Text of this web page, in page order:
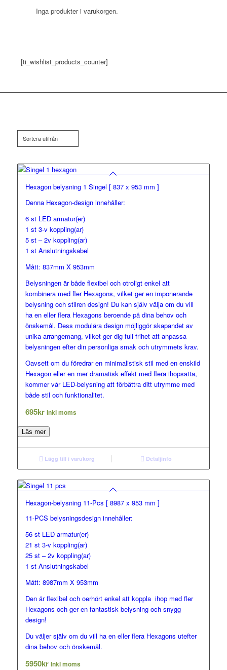
Inga produkter i varukorgen.
[ti_wishlist_products_counter]
Sortera utifrån
Hexagon belysning 1 Singel [ 837 x 953 mm ]
Denna Hexagon-design innehåller:
6 st LED armatur(er)
1 st 3-v koppling(ar)
5 st – 2v koppling(ar)
1 st Anslutningskabel
Mått: 837mm X 953mm
Belysningen är både flexibel och otroligt enkel att
kombinera med fler Hexagons, vilket ger en imponerande
belysning och stilren design! Du kan själv välja om du vill
ha en eller flera Hexagons beroende på dina behov och
önskemål. Dess modulära design möjliggör skapandet av
unika arrangemang, vilket ger dig full frihet att anpassa
belysningen efter din personliga smak och utrymmets krav.
Oavsett om du föredrar en minimalistisk stil med en enskild
Hexagon eller en mer dramatisk effekt med flera ihopsatta,
kommer vår LED-belysning att förbättra ditt utrymme med
både stil och funktionalitet.
695kr Inkl moms
Läs mer
Lägg till i varukorg Detaljinfo
Hexagon-belysning 11-Pcs [ 8987 x 953 mm ]
11-PCS belysningsdesign innehåller:
56 st LED armatur(er)
21 st 3-v koppling(ar)
25 st – 2v koppling(ar)
1 st Anslutningskabel
Mått: 8987mm X 953mm
Den är flexibel och oerhört enkel att koppla ihop med fler
Hexagons och ger en fantastisk belysning och snygg
design!
Du väljer själv om du vill ha en eller flera Hexagons utefter
dina behov och önskemål.
5950kr Inkl moms